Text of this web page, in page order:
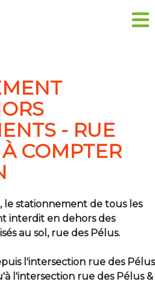
- RUE
COMPTER
le stationnement de tous les
interdit en dehors des
au sol, rue des Pélus.
l'intersection rue des Pélus
l'intersection rue des Pélus &